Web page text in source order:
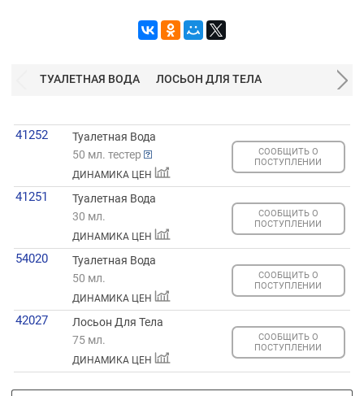
ТУАЛЕТНАЯ ВОДА ЛОСЬОН ДЛЯ ТЕЛА
41252
Туалетная Вода
50 мл. тестер
ДИНАМИКА ЦЕН
СООБЩИТЬ О
ПОСТУПЛЕНИИ
41251
Туалетная Вода
30 мл.
ДИНАМИКА ЦЕН
СООБЩИТЬ О
ПОСТУПЛЕНИИ
54020
Туалетная Вода
50 мл.
ДИНАМИКА ЦЕН
СООБЩИТЬ О
ПОСТУПЛЕНИИ
42027
Лосьон Для Тела
75 мл.
ДИНАМИКА ЦЕН
СООБЩИТЬ О
ПОСТУПЛЕНИИ